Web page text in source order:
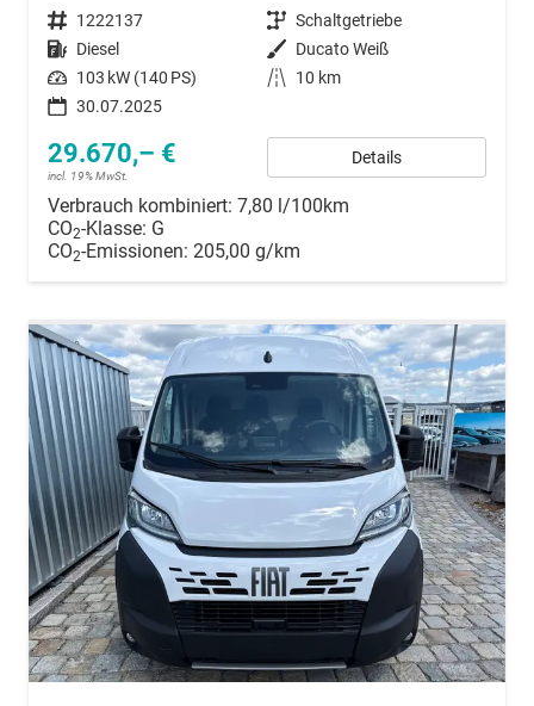
Fahrzeugnummer 1222137 Getriebe Schaltgetriebe
Kraftstoff Diesel Außenfarbe Ducato Weiß
Leistung 103 kW (140 PS) Kilometerstand
10 km
30.07.2025
29.670,– €
incl. 19% MwSt.
Details
Verbrauch kombiniert: 7,80 l/100km
CO2-Klasse: G
CO2-Emissionen: 205,00 g/km